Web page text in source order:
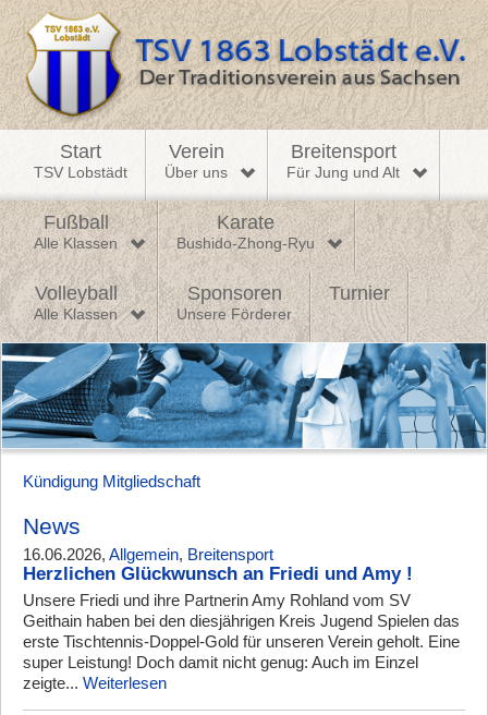
Start
TSV Lobstädt
Verein
Über uns
Breitensport
Für Jung und Alt
Fußball
Alle Klassen
Karate
Bushido-Zhong-Ryu
Volleyball
Alle Klassen
Sponsoren
Unsere Förderer
Turnier
Kündigung Mitgliedschaft
News
16.06.2026, Allgemein, Breitensport
Herzlichen Glückwunsch an Friedi und Amy !
Unsere Friedi und ihre Partnerin Amy Rohland vom SV
Geithain haben bei den diesjährigen Kreis Jugend Spielen das
erste Tischtennis-Doppel-Gold für unseren Verein geholt. Eine
super Leistung! Doch damit nicht genug: Auch im Einzel
zeigte... Weiterlesen